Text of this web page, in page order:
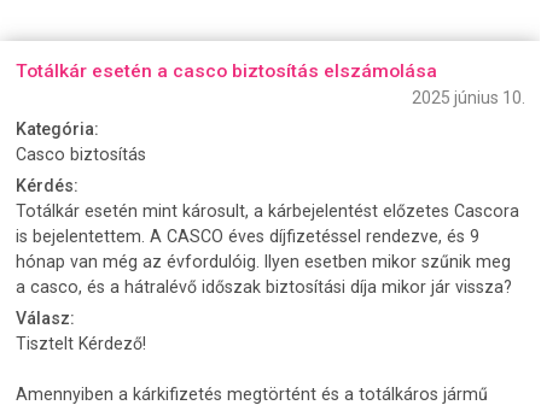
Totálkár esetén a casco biztosítás elszámolása
2025 június 10.
Kategória:
Casco biztosítás
Kérdés:
Totálkár esetén mint károsult, a kárbejelentést előzetes Cascora
is bejelentettem. A CASCO éves díjfizetéssel rendezve, és 9
hónap van még az évfordulóig. Ilyen esetben mikor szűnik meg
a casco, és a hátralévő időszak biztosítási díja mikor jár vissza?
Válasz:
Tisztelt Kérdező!
Amennyiben a kárkifizetés megtörtént és a totálkáros jármű